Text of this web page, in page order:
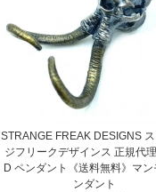
STRANGE FREAK DESIGNS
ジフリークデザインス 正規代
D ペンダント《送料無料》マン
ンダント